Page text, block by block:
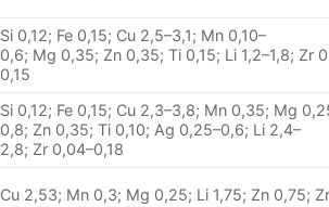
Si 0,12; Fe 0,15; Cu 2,5–3,1; Mn 0,10–
0,6; Mg 0,35; Zn 0,35; Ti 0,15; Li 1,2–1,8; Zr
0,15
Si 0,12; Fe 0,15; Cu 2,3–3,8; Mn 0,35; Mg
0,8; Zn 0,35; Ti 0,10; Ag 0,25–0,6; Li 2,4–
2,8; Zr 0,04–0,18
Cu 2,53; Mn 0,3; Mg 0,25; Li 1,75; Zn 0,75;